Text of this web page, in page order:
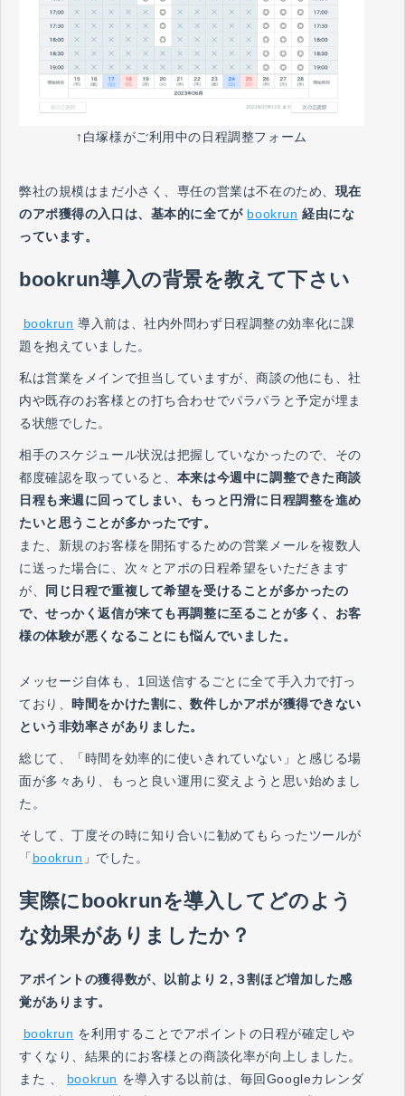
↑白塚様がご利用中の日程調整フォーム
弊社の規模はまだ小さく、専任の営業は不在のため、 現在
のアポ獲得の入口は、基本的に全てが bookrun 経由にな
っています。
bookrun導入の背景を教えて下さい
bookrun 導入前は、社内外問わず日程調整の効率化に課
題を抱えていました。
私は営業をメインで担当していますが、商談の他にも、社
内や既存のお客様との打ち合わせでパラパラと予定が埋ま
る状態でした。
相手のスケジュール状況は把握していなかったので、その
都度確認を取っていると、 本来は今週中に調整できた商談
日程も来週に回ってしまい、もっと円滑に日程調整を進め
たいと思うことが多かったです。
また、新規のお客様を開拓するための営業メールを複数人
に送った場合に、次々とアポの日程希望をいただきます
が、
同じ日程で重複して希望を受けることが多かったの
で、せっかく返信が来ても再調整に至ることが多く、お客
様の体験が悪くなることにも悩んでいました。
メッセージ自体も、1回送信するごとに全て手入力で打っ
ており、 時間をかけた割に、数件しかアポが獲得できない
という非効率さがありました。
総じて、「時間を効率的に使いきれていない」と感じる場
面が多々あり、もっと良い運用に変えようと思い始めまし
た。
そして、丁度その時に知り合いに勧めてもらったツールが
「 bookrun 」でした。
実際にbookrunを導入してどのよう
な効果がありましたか？
アポイントの獲得数が、以前より２,３割ほど増加した感
覚があります。
bookrun を利用することでアポイントの日程が確定しや
すくなり、結果的にお客様との商談化率が向上しました。
また 、 bookrun を導入する以前は、毎回Googleカレンダ